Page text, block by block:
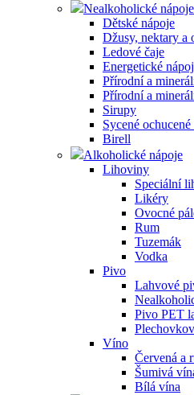
Nealkoholické nápoje
Dětské nápoje
Džusy, nektary a
Ledové čaje
Energetické
Přírodní a
Přírodní a
Sirupy
Sycené
Birell
Alkoholické nápoje
Lihoviny
Speciální
Likéry
Ovocné
Rum
Tuzemák
Vodka
Pivo
Lahvové
Pivo PET
Víno
Červená a
Šumivá
Bílá vína